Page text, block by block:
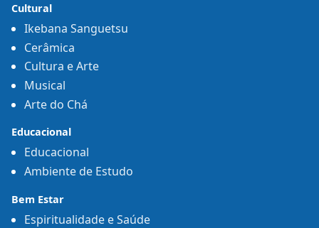
Cultural
Ikebana Sanguetsu
Cerâmica
Cultura e Arte
Musical
Arte do Chá
Educacional
Educacional
Ambiente de Estudo
Bem Estar
Espiritualidade e Saúde